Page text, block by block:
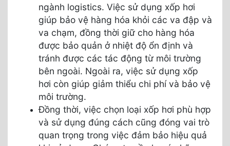
ngành logistics. Việc sử dụng xốp hơi
giúp bảo vệ hàng hóa khỏi các va đập và
va chạm, đồng thời giữ cho hàng hóa
được bảo quản ở nhiệt độ ổn định và
tránh được các tác động từ môi trường
bên ngoài. Ngoài ra, việc sử dụng xốp
hơi còn giúp giảm thiểu chi phí và bảo vệ
môi trường.
Đồng thời, việc chọn loại xốp hơi phù hợp
và sử dụng đúng cách cũng đóng vai trò
quan trọng trong việc đảm bảo hiệu quả